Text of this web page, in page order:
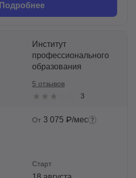
Подробнее
Институт
профессионального
образования
3
5 отзывов
От 3 075 ₽/мес
Старт